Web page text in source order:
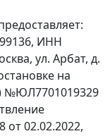
ИНН
ул. Арбат, д.
на
№ЮЛ7701019329
от 02.02.2022,